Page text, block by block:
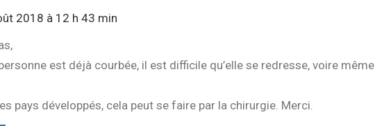
2018 à 12 h 43 min
est déjà courbée, il est difficile qu’elle se redresse, voire même
pays développés, cela peut se faire par la chirurgie. Merci.